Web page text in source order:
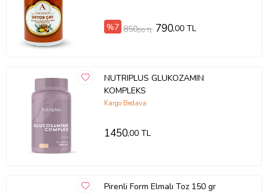
%7 850,00 TL 790,00 TL
NUTRIPLUS GLUKOZAMIN
KOMPLEKS
Kargo Bedava
1450,00 TL
Pirenli Form Elmalı Toz 150 gr